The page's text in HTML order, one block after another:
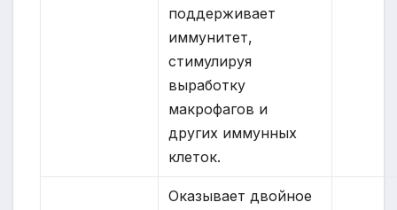
поддерживает
иммунитет,
стимулируя
выработку
макрофагов и
других иммунных
клеток.
Оказывает двойное